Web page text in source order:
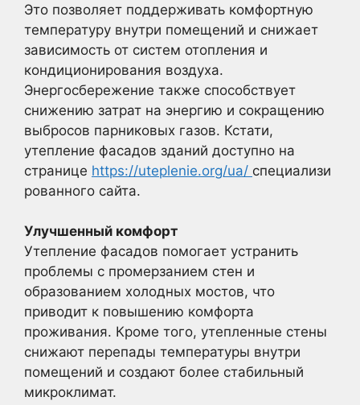
Это позволяет поддерживать комфортную
температуру внутри помещений и снижает
зависимость от систем отопления и
кондиционирования воздуха.
Энергосбережение также способствует
снижению затрат на энергию и сокращению
выбросов парниковых газов. Кстати,
утепление фасадов зданий доступно на
странице https://uteplenie.org/ua/ специализи
рованного сайта.
Улучшенный комфорт
Утепление фасадов помогает устранить
проблемы с промерзанием стен и
образованием холодных мостов, что
приводит к повышению комфорта
проживания. Кроме того, утепленные стены
снижают перепады температуры внутри
помещений и создают более стабильный
микроклимат.